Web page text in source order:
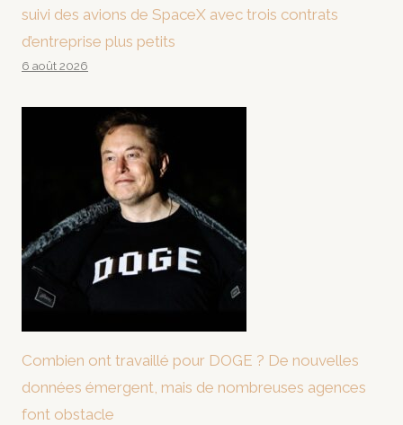
suivi des avions de SpaceX avec trois contrats
d’entreprise plus petits
6 août 2026
Combien ont travaillé pour DOGE ? De nouvelles
données émergent, mais de nombreuses agences
font obstacle